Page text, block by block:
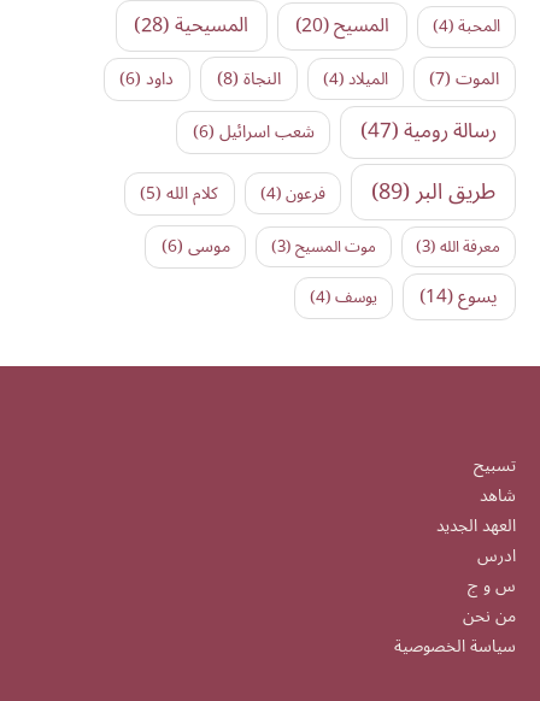
المحبة(4) المسيح(20) المسيحية(28)
الموت(7) الميلاد(4) النجاة(8) داود(6)
رسالة رومية(47) شعب اسرائيل(6)
طريق البر(89) فرعون(4) كلام الله(5)
معرفة الله(3) موت المسيح(3) موسى(6)
يسوع(14) يوسف(4)
تسبيح
شاهد
العهد الجديد
ادرس
س و ج
من نحن
سياسة الخصوصية